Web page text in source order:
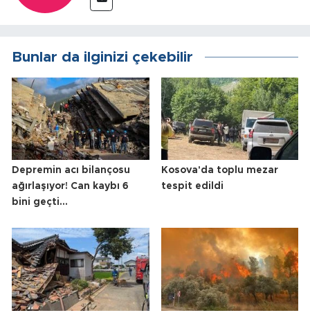
Bunlar da ilginizi çekebilir
Depremin acı bilançosu
ağırlaşıyor! Can kaybı 6
bini geçti...
Kosova'da toplu mezar
tespit edildi